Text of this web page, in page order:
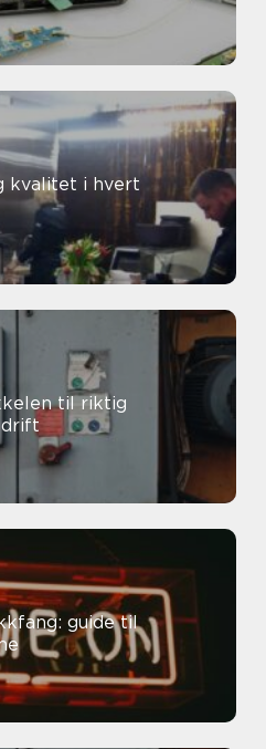
drift
guide til